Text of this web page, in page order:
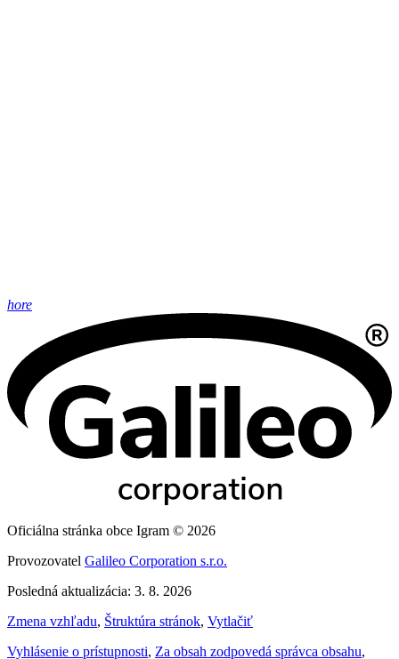
hore
Oficiálna stránka obce Igram © 2026
Provozovatel Galileo Corporation s.r.o.
Posledná aktualizácia: 3. 8. 2026
Zmena vzhľadu, Štruktúra stránok, Vytlačiť
Vyhlásenie o prístupnosti, Za obsah zodpovedá správca obsahu,